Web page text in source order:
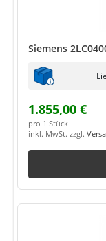
Siemens
1.855,00 €
pro 1 Stück
inkl. MwSt. zzgl.